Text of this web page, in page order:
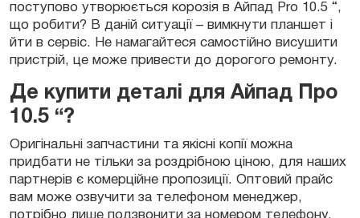
поступово утворюється корозія в Айпад Pro 10.5 “,
що робити? В даній ситуації – вимкнути планшет і
йти в сервіс. Не намагайтеся самостійно висушити
пристрій, це може привести до дорогого ремонту.
Де купити деталі для Айпад Про
10.5 “?
Оригінальні запчастини та якісні копії можна
придбати не тільки за роздрібною ціною, для наших
партнерів є комерційне пропозиції. Оптовий прайс
вам може озвучити за телефоном менеджер,
потрібно лише подзвонити за номером телефону,